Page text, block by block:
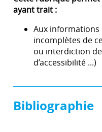
ayant trait :
Aux
incomplètes de
ou interdiction
d’accessibilité ...)
Bibliographie